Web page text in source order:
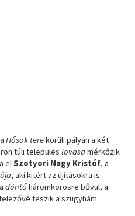
Hősök terekörüli pályán a két
túli településlovasamérkőzik
elSzotyori Nagy Kristóf, a
, aki kitért az újításokra is.
döntőháromkörösre bővül, a
teszik a szügyhám